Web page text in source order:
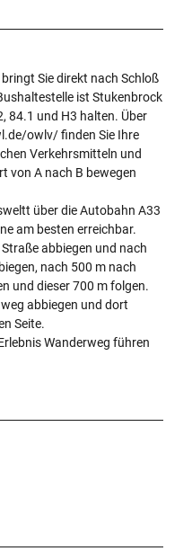
Sie direkt nach Schloß
ist Stukenbrock
84.1 und H3 halten. Über
owlv/ finden Sie Ihre
Verkehrsmitteln und
von A nach B bewegen
über die Autobahn A33
am besten erreichbar.
abbiegen und nach
nach 500 m nach
und dieser 700 m folgen.
abbiegen und dort
Seite.
Wanderweg führen